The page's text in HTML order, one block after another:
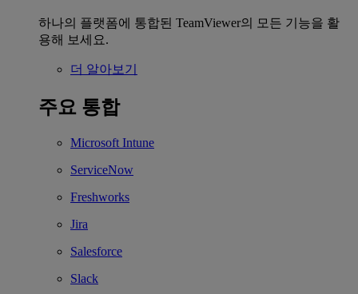
하나의 플랫폼에 통합된 TeamViewer의 모든 기능을 활
용해 보세요.
더 알아보기
주요 통합
Microsoft Intune
ServiceNow
Freshworks
Jira
Salesforce
Slack